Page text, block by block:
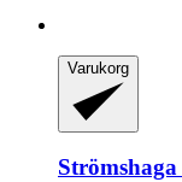
Varukorg
Strömshaga